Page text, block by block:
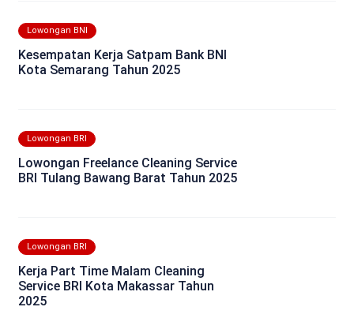
Lowongan BNI
Kesempatan Kerja Satpam Bank BNI
Kota Semarang Tahun 2025
Lowongan BRI
Lowongan Freelance Cleaning Service
BRI Tulang Bawang Barat Tahun 2025
Lowongan BRI
Kerja Part Time Malam Cleaning
Service BRI Kota Makassar Tahun
2025